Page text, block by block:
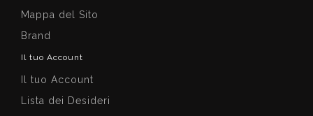
Mappa del Sito
Brand
Il tuo Account
Il tuo Account
Lista dei Desideri